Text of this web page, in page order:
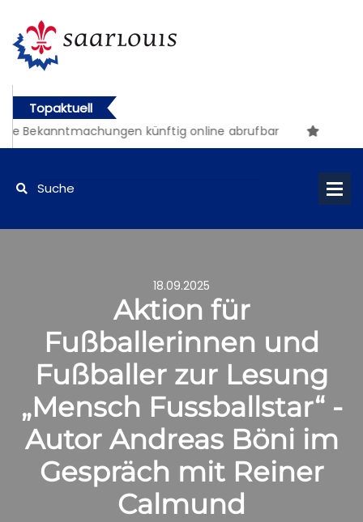
Topaktuell
Bekanntmachungen künftig online abrufbar
18.09.2025
Aktion für
Fußballerinnen und
Fußballer zur Lesung
„Mensch Fussballstar“ -
Autor Andreas Böni im
Gespräch mit Reiner
Calmund